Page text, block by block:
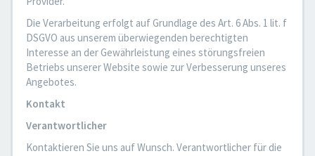
Die Verarbeitung erfolgt auf Grundlage des Art. 6 Abs. 1 lit. f
DSGVO aus unserem überwiegenden berechtigten
Interesse an der Gewährleistung eines störungsfreien
Betriebs unserer Website sowie zur Verbesserung unseres
Angebotes.
Kontakt
Verantwortlicher
Kontaktieren Sie uns auf Wunsch. Verantwortlicher für die